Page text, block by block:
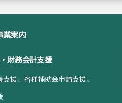
業案内
財務会計支援
援、各種補助金申請支援、